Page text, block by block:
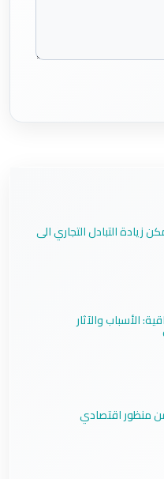
زيادة التبادل التجاري الى
الأسباب والآثار
منظور اقتصادي